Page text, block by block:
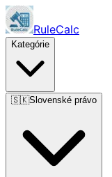
RuleCalc
Kategórie
🇸🇰Slovenské právo